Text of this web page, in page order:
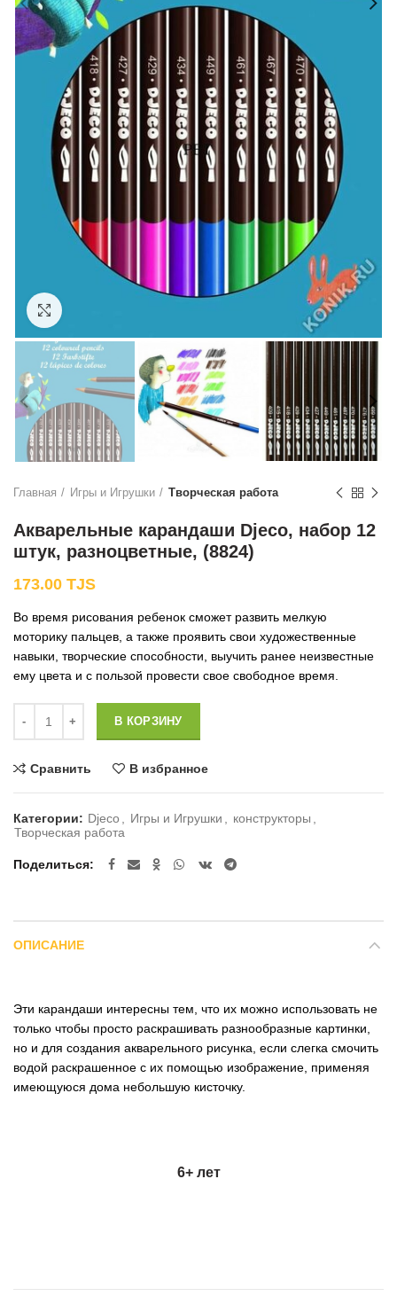
Главная Игры и Игрушки Творческая работа
Акварельные карандаши Djeco, набор 12
штук, разноцветные, (8824)
173.00 TJS
Во время рисования ребенок сможет развить мелкую
моторику пальцев, а также проявить свои художественные
навыки, творческие способности, выучить ранее неизвестные
ему цвета и с пользой провести свое свободное время.
В КОРЗИНУ
Сравнить В избранное
Категории: Djeco Игры и Игрушки конструкторы
Творческая работа
Поделиться
ОПИСАНИЕ
Эти карандаши интересны тем, что их можно использовать не
только чтобы просто раскрашивать разнообразные картинки,
но и для создания акварельного рисунка, если слегка смочить
водой раскрашенное с их помощью изображение, применяя
имеющуюся дома небольшую кисточку.
6+ лет